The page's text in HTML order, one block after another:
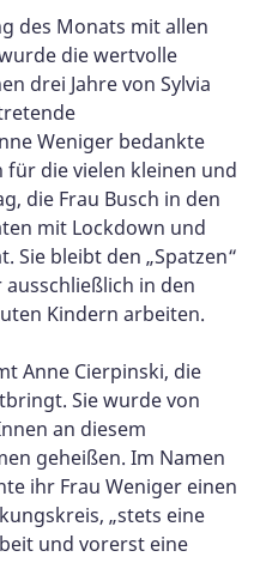
des Monats mit allen
die wertvolle
drei Jahre von Sylvia
Weniger bedankte
die vielen kleinen und
die Frau Busch in den
mit Lockdown und
Sie bleibt den „Spatzen“
in den
Kindern arbeiten.
Anne Cierpinski, die
Sie wurde von
an diesem
geheißen. Im Namen
ihr Frau Weniger einen
„stets eine
und vorerst eine